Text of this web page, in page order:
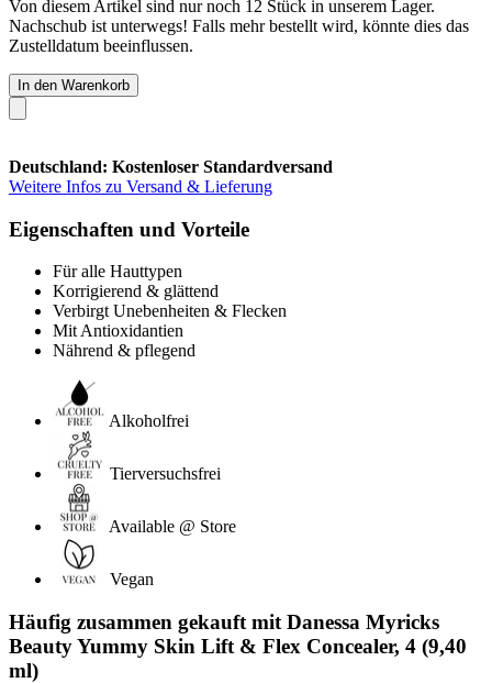
Von diesem Artikel sind nur noch 12 Stück in unserem Lager.
Nachschub ist unterwegs! Falls mehr bestellt wird, könnte dies das
Zustelldatum beeinflussen.
In den Warenkorb
Deutschland: Kostenloser Standardversand
Weitere Infos zu Versand & Lieferung
Eigenschaften und Vorteile
Für alle Hauttypen
Korrigierend & glättend
Verbirgt Unebenheiten & Flecken
Mit Antioxidantien
Nährend & pflegend
Alkoholfrei
Tierversuchsfrei
Available @ Store
Vegan
Häufig zusammen gekauft mit Danessa Myricks
Beauty Yummy Skin Lift & Flex Concealer, 4 (9,40
ml)